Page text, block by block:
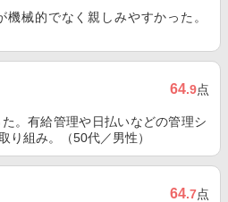
械的でなく親しみやすかった。
64.9点
。有給管理や日払いなどの管理シ
り組み。（50代／男性）
64.7点